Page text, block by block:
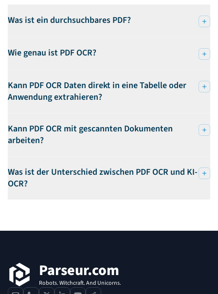
Was ist ein durchsuchbares PDF?
Wie genau ist PDF OCR?
Kann PDF OCR Daten direkt in eine Tabelle oder
Anwendung extrahieren?
Kann PDF OCR mit gescannten Dokumenten
arbeiten?
Was ist der Unterschied zwischen PDF OCR und KI-
OCR?
Parseur.com
Robots. Witchcraft. And Unicorns.